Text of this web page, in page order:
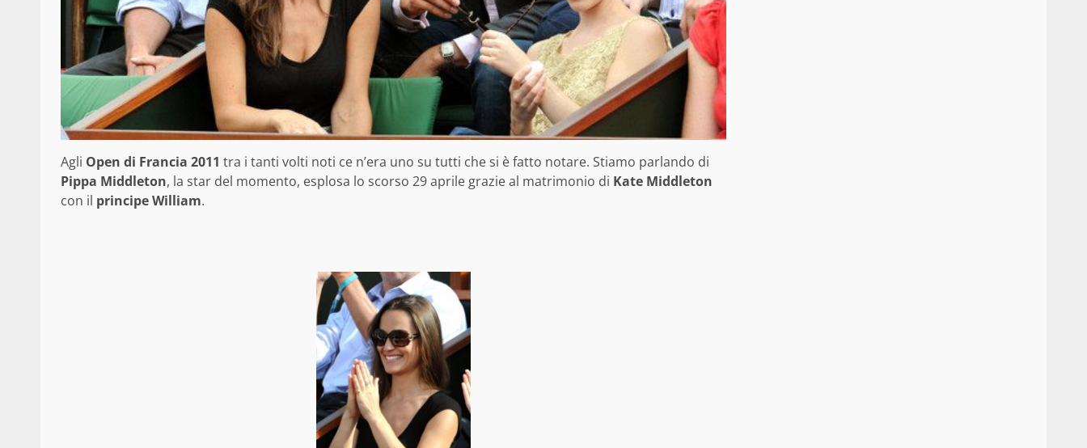
Agli Open di Francia 2011 tra i tanti volti noti ce n’era uno su tutti che si è fatto notare. Stiamo parlando di
Pippa Middleton, la star del momento, esplosa lo scorso 29 aprile grazie al matrimonio di Kate Middleton
con il principe William.